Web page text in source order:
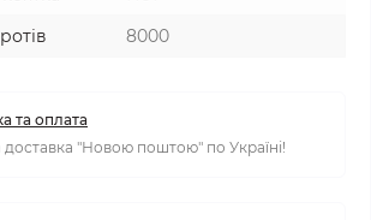
8000
та оплата
"Новою поштою" по Україні!